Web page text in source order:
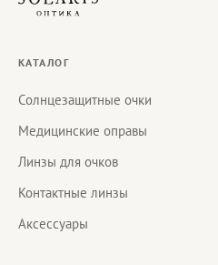
КАТАЛОГ
Солнцезащитные очки
Медицинские оправы
Линзы для очков
Контактные линзы
Аксессуары